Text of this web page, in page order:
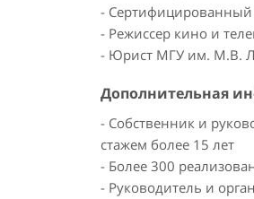
- Сертифицированный
- Режиссер кино и
- Юрист МГУ им. М.В.
Дополнительная
- Собственник и
стажем более 15 лет
- Более 300
- Руководитель и